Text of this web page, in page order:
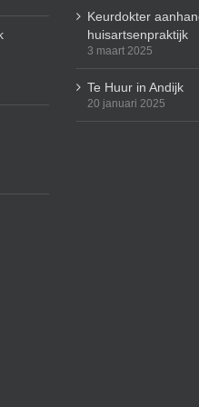
Keurdokter
huisartsenpraktijk
3 maart 2025
Te Huur in Andijk
20 januari 2025